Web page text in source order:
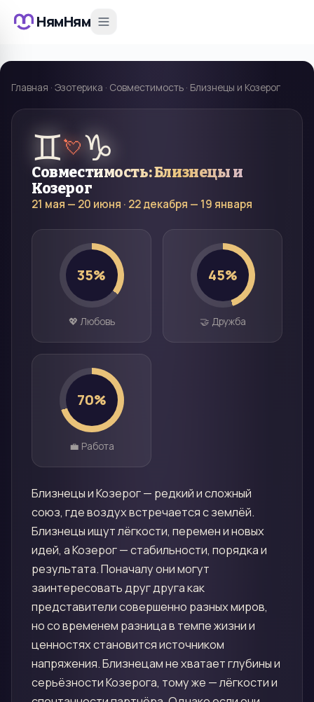
НямНям
Главная · Эзотерика · Совместимость · Близнецы и Козерог
♊💘♑
Совместимость:Близнецы и
Козерог
21 мая — 20 июня · 22 декабря — 19 января
35%
💖 Любовь
45%
🤝 Дружба
70%
💼 Работа
Близнецы и Козерог — редкий и сложный
союз, где воздух встречается с землёй.
Близнецы ищут лёгкости, перемен и новых
идей, а Козерог — стабильности, порядка и
результата. Поначалу они могут
заинтересовать друг друга как
представители совершенно разных миров,
но со временем разница в темпе жизни и
ценностях становится источником
напряжения. Близнецам не хватает глубины и
серьёзности Козерога, тому же — лёгкости и